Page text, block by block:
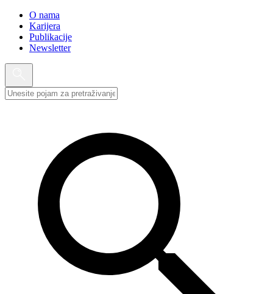
O nama
Karijera
Publikacije
Newsletter